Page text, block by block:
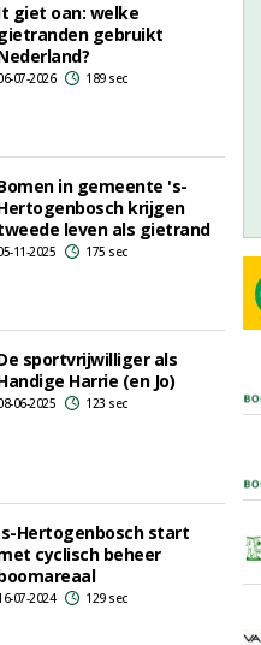
giet oan: welke
gebruikt
07-2026 189 sec
in gemeente 's-
krijgen
leven als gietrand
11-2025 175 sec
sportvrijwilliger als
Harrie (en Jo)
06-2025 123 sec
Hertogenbosch start
cyclisch beheer
07-2024 129 sec